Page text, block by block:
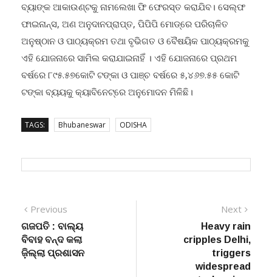
ବ୍ୟାଙ୍କ ଆକାଉଣ୍ଟକୁ ନାମଲେଖା ଫି ଫେରସ୍ତ କରାଯିବ। ସେଲ୍ଫ
ଫାଇନାନ୍ସ, ଅଣ ଅନୁଦାନପ୍ରାପ୍ତ, ପିପିପି ମୋଡ୍ରେ ପରିଚାଳିତ
ଅନୁଷ୍ଠାନ ଓ ପାଠ୍ୟକ୍ରମ ତଥା ବୃଭିଗତ ଓ ବୈଷୟିକ ପାଠ୍ୟକ୍ରମକୁ
ଏହି ଯୋଜନାରେ ସାମିଲ କରାଯାଇନାହିଁ । ଏହି ଯୋଜନାରେ ପ୍ରଥମ
ବର୍ଷରେ ୮୯୫.୫୭କୋଟି ଟଙ୍କା ଓ ପାଞ୍ଚ ବର୍ଷରେ ୫,୪୬୭.୫୫ କୋଟି
ଟଙ୍କା ବ୍ୟୟକୁ କ୍ୟାବିନେଟ୍ରେ ଅନୁମୋଦନ ମିଳିଛି।
TAGS: Bhubaneswar ODISHA
Post
navigation
Previous
post:
ଗଜପତି : ବାଲ୍ୟ
ବିବାହ ବନ୍ଦ କଲା
ଜ଼ିଲ୍ଲା ପ୍ରଶାସନ
Next
Heavy rain
cripples Delhi,
triggers
widespread